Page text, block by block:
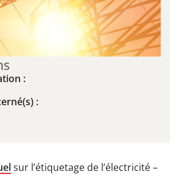
:
:
sur l’étiquetage de l’électricité​​ –